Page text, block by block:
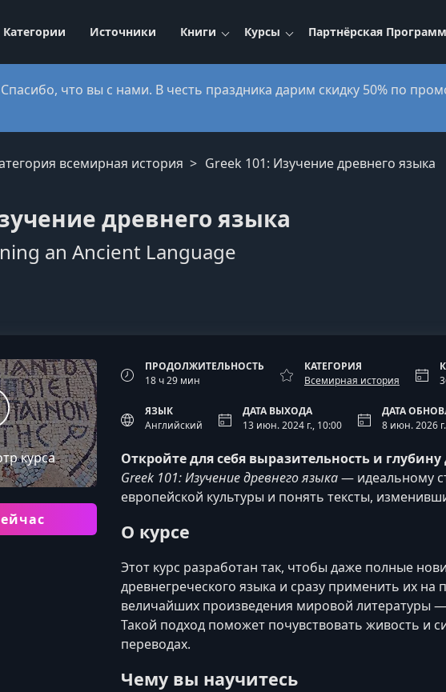
Категории Источники Книги Курсы Партнёрская
Спасибо, что вы с нами. В честь праздника дарим скидку 50% по
всемирная история Greek 101: Изучение древнего языка
древнего языка
an Ancient Language
курса
ПРОДОЛЖИТЕЛЬНОСТЬ
18 ч 29 мин
КАТЕГОРИЯ
Всемирная история
ЯЗЫК
Английский
ДАТА ВЫХОДА
13 июн. 2024 г., 10:00
ДАТА
8 июн. 2026
Откройте для себя выразительность и глубину
Greek 101: Изучение древнего языка— идеальному
европейской культуры и понять тексты,
О курсе
Этот курс разработан так, чтобы даже полные
древнегреческого языка и сразу применить их на
величайших произведения мировой литературы —
Такой подход поможет почувствовать живость и
переводах.
Чему вы научитесь